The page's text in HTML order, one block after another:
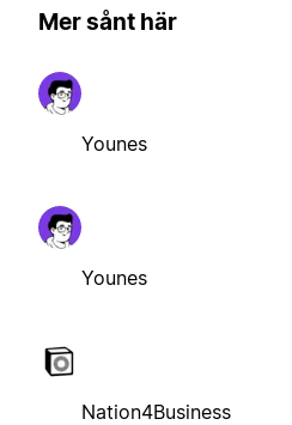
Mer sånt här
Younes
Younes
Nation4Business